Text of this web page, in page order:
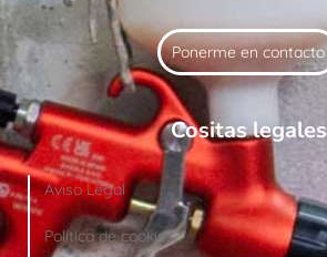
Ponerme en contacto
Cositas legales
Aviso Legal
Política de cookies